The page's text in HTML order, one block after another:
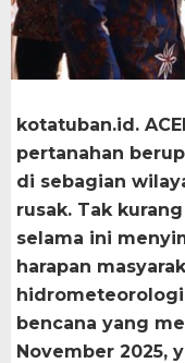
kotatuban.id.
pertanahan
di sebagian
rusak. Tak
selama ini
harapan
bencana yang
November 2025,